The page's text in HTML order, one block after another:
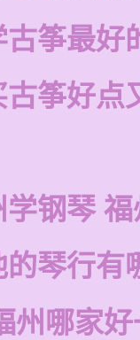
筝最好
筝好点
钢琴
琴行有
州哪家